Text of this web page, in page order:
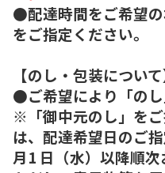
●配達時間をご希望
をご指定ください。
【のし・包装について
●ご希望により「のし
※「御中元のし」を
は、配達希望日のご
月1 日（水）以降順次